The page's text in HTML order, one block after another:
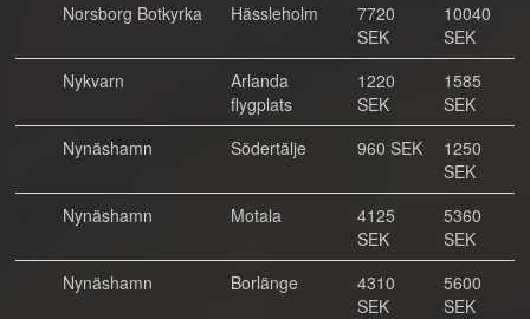
Norsborg Botkyrka
Hässleholm
7720
SEK
10040
SEK
Nykvarn
Arlanda
flygplats
1220
SEK
1585
SEK
Nynäshamn
Södertälje 960 SEK
1250
SEK
Nynäshamn
Motala
4125
SEK
5360
SEK
Nynäshamn
Borlänge
4310
SEK
5600
SEK